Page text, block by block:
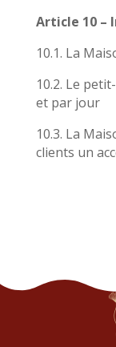
Article 10 –
10.1. La
10.2. Le
et par jour
10.3. La
clients un